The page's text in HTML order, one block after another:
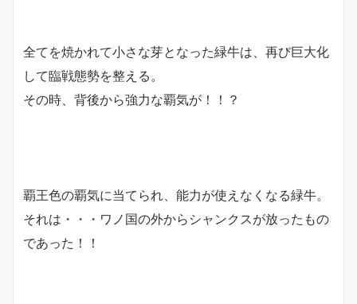
全てを焼かれて小さな芽となった緑牛は、再び巨大化
して臨戦態勢を整える。
その時、背後から強力な覇気が！！？
覇王色の覇気に当てられ、能力が使えなくなる緑牛。
それは・・・ワノ国の外からシャンクスが放ったもの
であった！！